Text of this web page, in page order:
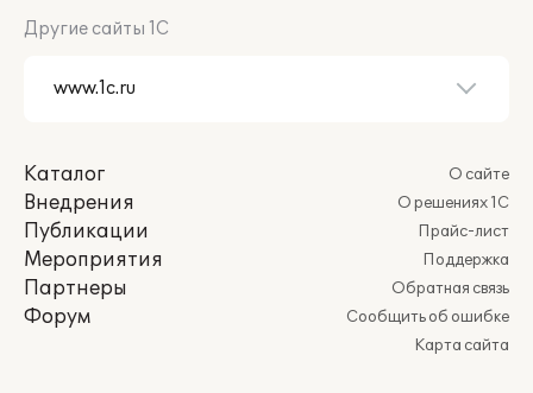
Другие сайты 1С
Каталог
Внедрения
Публикации
Мероприятия
Партнеры
Форум
О сайте
О решениях 1С
Прайс-лист
Поддержка
Обратная связь
Сообщить об ошибке
Карта сайта